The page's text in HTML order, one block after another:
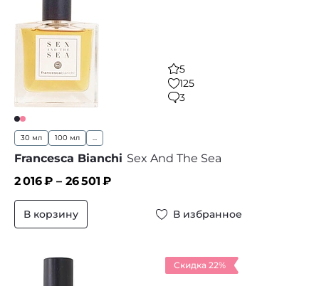
5
125
3
30 мл 100 мл ...
Francesca Bianchi Sex And The Sea
2 016₽ – 26 501 ₽
В корзину В избранное
Скидка 22%